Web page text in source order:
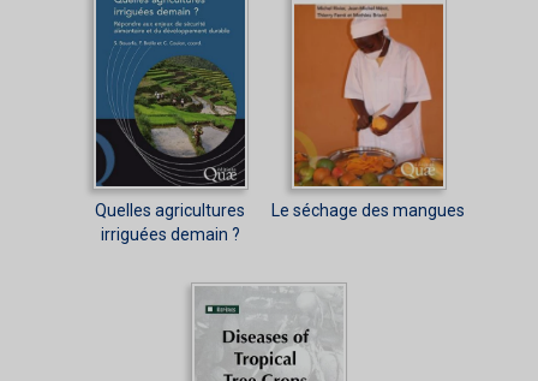
Quelles agricultures
irriguées demain ?
Le séchage des mangues